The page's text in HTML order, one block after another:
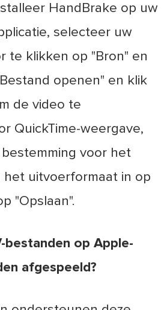
HandBrake op uw
selecteer uw
te klikken op "Bron" en
openen" en klik
de video te
QuickTime-weergave,
voor het
het uitvoerformaat in op
"Opslaan".
bestanden op Apple-
afgespeeld?